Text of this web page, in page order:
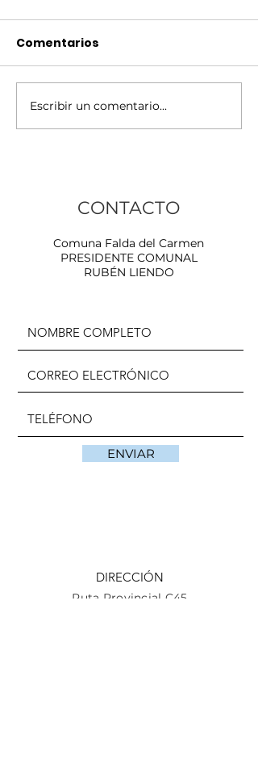
ACTA ACUERDO DE
GESTION DE RESIDUOS
ELECTRONICOS
Comentarios
Escribir un comentario...
CONTACTO
Comuna Falda del Carmen
PRESIDENTE COMUNAL
RUBÉN LIENDO
ENVIAR
DIRECCIÓN
Ruta Provincial C45